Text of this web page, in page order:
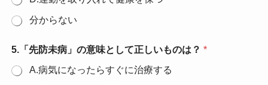
分からない
5.「先防未病」の意味として正しいものは？ *
A.病気になったらすぐに治療する